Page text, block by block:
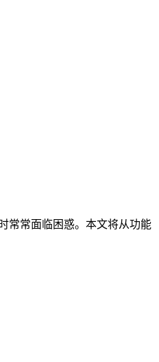
常常面临困惑。本文将从功能